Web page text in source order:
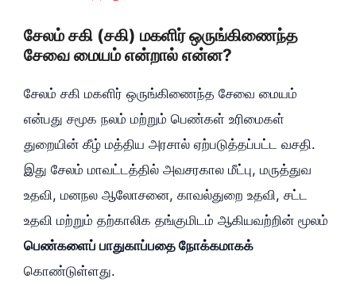
சேலம் சகி (சகி) மகளிர் ஒருங்கிணைந்த
சேவை மையம் என்றால் என்ன?
சேலம் சகி மகளிர் ஒருங்கிணைந்த சேவை மையம்
என்பது சமூக நலம் மற்றும் பெண்கள் உரிமைகள்
துறையின் கீழ் மத்திய அரசால் ஏற்படுத்தப்பட்ட வசதி.
இது சேலம் மாவட்டத்தில் அவசரகால மீட்பு, மருத்துவ
உதவி, மனநல ஆலோசனை, காவல்துறை உதவி, சட்ட
உதவி மற்றும் தற்காலிக தங்குமிடம் ஆகியவற்றின் மூலம்
பெண்களைப் பாதுகாப்பதை நோக்கமாகக்
கொண்டுள்ளது.